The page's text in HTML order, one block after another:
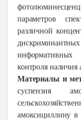
параметров
различной
информативных
контроля
Материалы и
суспензия
амоксициллину